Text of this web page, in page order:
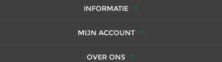
INFORMATIE
MIJN ACCOUNT
OVER ONS